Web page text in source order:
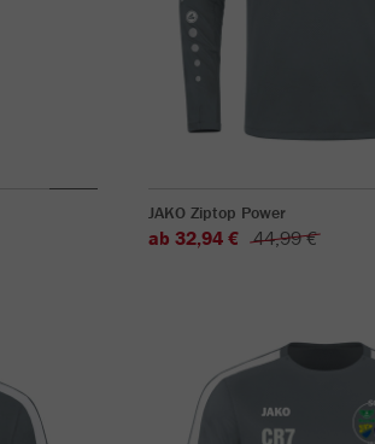
JAKO Ziptop Power
ab 32,94 € 44,99 €